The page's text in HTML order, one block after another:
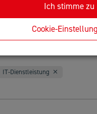
Ich stimme zu
Cookie-
A-Z
IT-Dienstleistung